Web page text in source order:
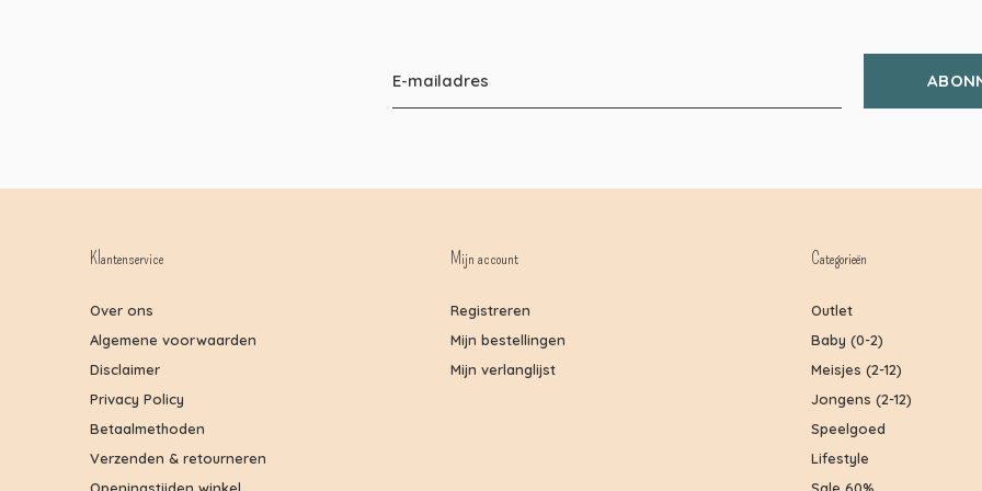
Klantenservice
Over ons
Algemene voorwaarden
Disclaimer
Privacy Policy
Betaalmethoden
Verzenden & retourneren
Mijn account
Registreren
Mijn bestellingen
Mijn verlanglijst
Categorieën
Outlet
Baby (0-2)
Meisjes (2-12)
Jongens (2-12)
Speelgoed
Lifestyle